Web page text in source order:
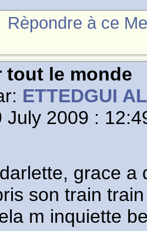
Rèpondre à ce
tout le monde
ETTEDGUI
July 2009 :
grace a
son train
m inquiette